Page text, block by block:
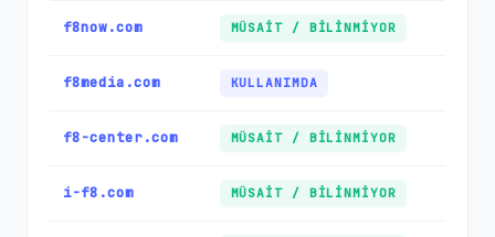
f8now.com MÜSAIT / BILINMIYOR
f8media.com KULLANIMDA
f8-center.com MÜSAIT / BILINMIYOR
i-f8.com MÜSAIT / BILINMIYOR